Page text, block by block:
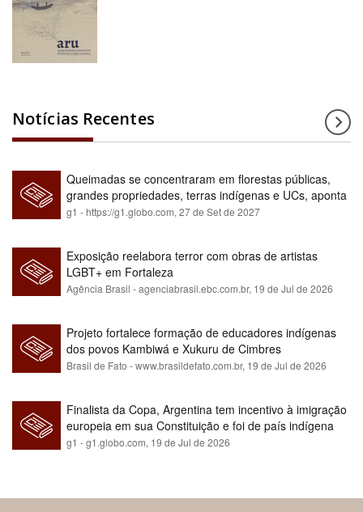
Notícias Recentes
Queimadas se concentraram em florestas públicas,
grandes propriedades, terras indígenas e UCs, aponta
relatório
g1 - https://g1.globo.com, 27 de Set de 2027
Exposição reelabora terror com obras de artistas
LGBT+ em Fortaleza
Agência Brasil - agenciabrasil.ebc.com.br, 19 de Jul de 2026
Projeto fortalece formação de educadores indígenas
dos povos Kambiwá e Xukuru de Cimbres
Brasil de Fato - www.brasildefato.com.br, 19 de Jul de 2026
Finalista da Copa, Argentina tem incentivo à imigração
europeia em sua Constituição e foi de país indígena
para maioria branca
g1 - g1.globo.com, 19 de Jul de 2026